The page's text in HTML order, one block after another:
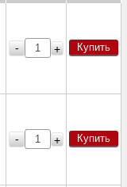
- + Купить
- + Купить